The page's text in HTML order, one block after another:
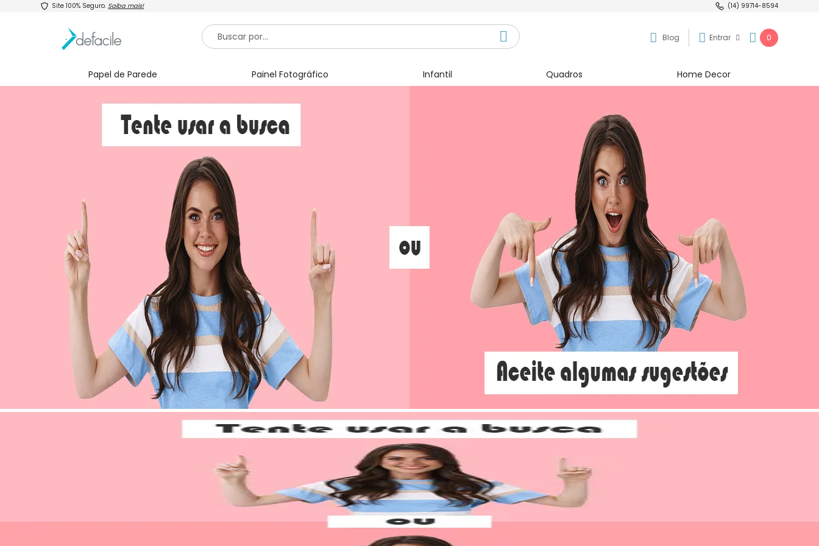
Site 100% Seguro. Saiba mais! (14) 99714-8594
Blog Entrar 0
Papel de Parede Painel Fotográfico Infantil Quadros Home Decor